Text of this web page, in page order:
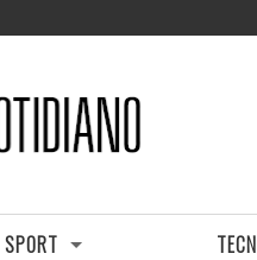
SPORT